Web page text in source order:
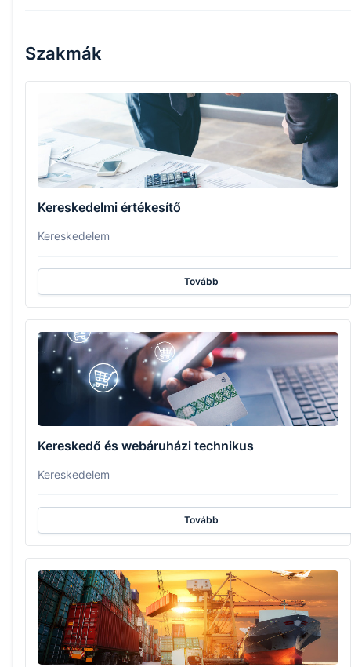
Szakmák
Kereskedelmi értékesítő
Kereskedelem
Tovább
Kereskedő és webáruházi technikus
Kereskedelem
Tovább